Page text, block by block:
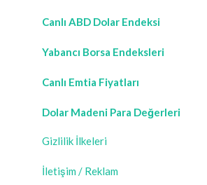
Canlı ABD Dolar Endeksi
Yabancı Borsa Endeksleri
Canlı Emtia Fiyatları
Dolar Madeni Para Değerleri
Gizlilik İlkeleri
İletişim / Reklam